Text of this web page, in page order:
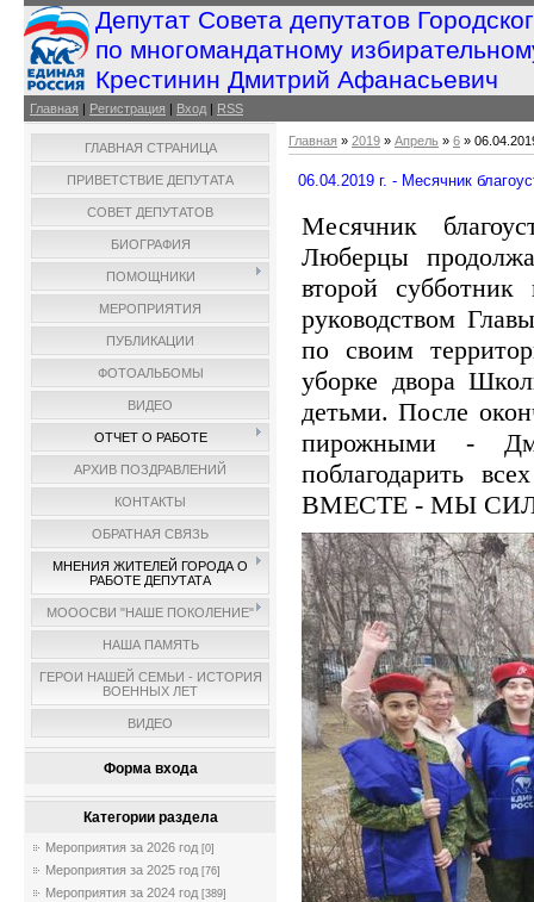
Депутат Совета депутатов
по многомандатному
Крестинин Дмитрий Афанасьевич
Главная | Регистрация | Вход | RSS
ГЛАВНАЯ СТРАНИЦА
ПРИВЕТСТВИЕ ДЕПУТАТА
СОВЕТ ДЕПУТАТОВ
БИОГРАФИЯ
ПОМОЩНИКИ
МЕРОПРИЯТИЯ
ПУБЛИКАЦИИ
ФОТОАЛЬБОМЫ
ВИДЕО
ОТЧЕТ О РАБОТЕ
АРХИВ ПОЗДРАВЛЕНИЙ
КОНТАКТЫ
ОБРАТНАЯ СВЯЗЬ
МНЕНИЯ ЖИТЕЛЕЙ ГОРОДА О
РАБОТЕ ДЕПУТАТА
МОООСВИ "НАШЕ ПОКОЛЕНИЕ"
НАША ПАМЯТЬ
ГЕРОИ НАШЕЙ СЕМЬИ - ИСТОРИЯ
ВОЕННЫХ ЛЕТ
ВИДЕО
Форма входа
Категории раздела
Мероприятия за 2026 год [0]
Мероприятия за 2025 год [76]
Мероприятия за 2024 год [389]
Главная » 2019 » Апрель » 6 »
06.04.2019 г. - Месячник
Месячник
Люберцы
второй
руководством
по своим
уборке двора
детьми. После
пирожными -
поблагодарить
ВМЕСТЕ - МЫ